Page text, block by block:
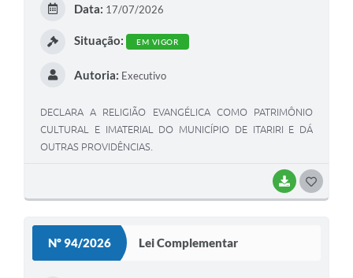
BAIXAR
Data: 17/07/2026
Situação: EM VIGOR
Autoria: Executivo
DECLARA A RELIGIÃO EVANGÉLICA COMO PATRIMÔNIO
CULTURAL E IMATERIAL DO MUNICÍPIO DE ITARIRI E DÁ
OUTRAS PROVIDÊNCIAS.
Nº 94/2026 Lei Complementar